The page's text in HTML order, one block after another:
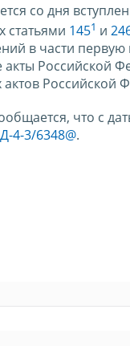
со дня
статьями 1451 и
в части
акты Российской
Российской
что с
4-3/6348@.